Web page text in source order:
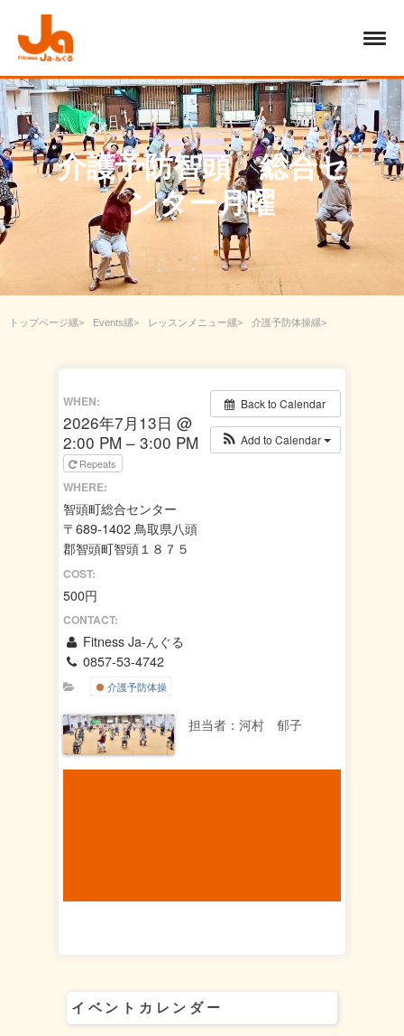
介護予防智頭 総合セ
ンター月曜
トップページ Events レッスンメニュー
介護予防体操
Back to Calendar
Add to Calendar
WHEN:
2026年7月13日 @
2:00 PM – 3:00 PM
Repeats
WHERE:
智頭町総合センター
〒689-1402 鳥取県八頭
郡智頭町智頭１８７５
COST:
500円
CONTACT:
Fitness Ja-んぐる
0857-53-4742
介護予防体操
担当者：河村 郁子
イベントカレンダー